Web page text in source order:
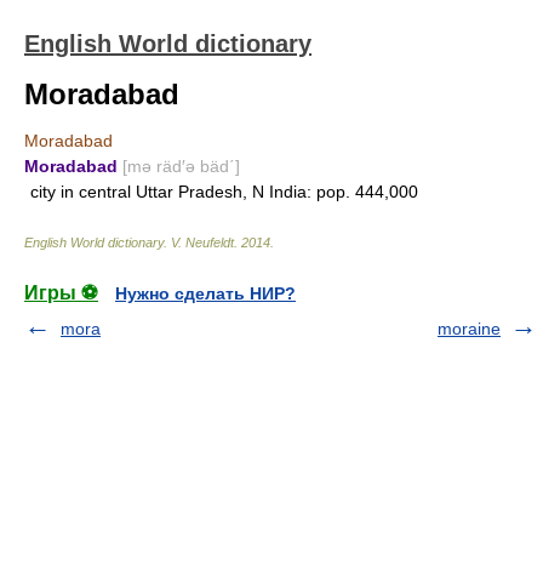
English World dictionary
Moradabad
Moradabad
Moradabad [mə räd′ə bäd΄]
city in central Uttar Pradesh, N India: pop. 444,000
English World dictionary. V. Neufeldt. 2014
Игры ⚽
Нужно сделать НИР?
mora
moraine